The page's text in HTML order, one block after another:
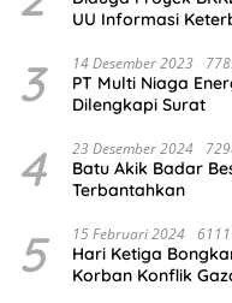
UU Informasi
3 14 Desember 2023
PT Multi Niaga
Dilengkapi Surat
4 23 Desember 2024
Batu Akik Badar
Terbantahkan
5 15 Februari 2024
Hari Ketiga
Korban Konflik